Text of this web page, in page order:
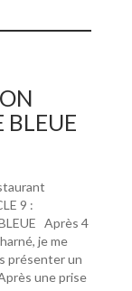
BLEUE
9 :
Après 4
je me
présenter un
une prise